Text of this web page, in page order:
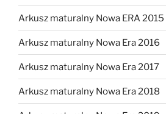
Arkusz maturalny Nowa ERA 2015
Arkusz maturalny Nowa Era 2016
Arkusz maturalny Nowa Era 2017
Arkusz maturalny Nowa Era 2018